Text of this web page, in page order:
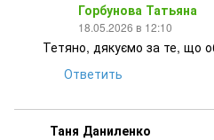
Горбунова Татьяна
18.05.2026 в 12:10
Тетяно, дякуємо за те, що
Ответить
Таня Даниленко